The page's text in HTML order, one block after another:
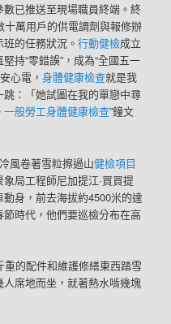
已推送至現場職員終端。終
十萬用戶的供電調劑與報修辦
的任務狀況。行動健檢成立
持“零錯誤”，成為“全國五一
心電，身體健康檢查就是我
：「她試圖在我的單戀中尋
一般勞工身體健康檢查”鐘文
風卷著雪粒擦過山健檢項目
局工程師尼加提江·買買提
動身，前去海拔約4500米的達
時代，他們要巡檢分布在高
的配件和維護修繕東西踏雪
席地而坐，就著熱水啃幾塊